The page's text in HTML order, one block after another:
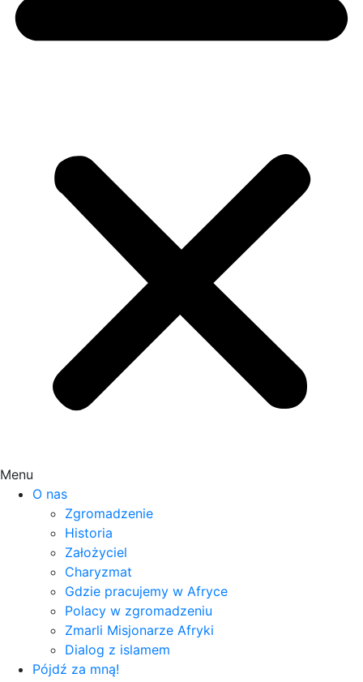
Menu
O nas
Zgromadzenie
Historia
Założyciel
Charyzmat
Gdzie pracujemy w Afryce
Polacy w zgromadzeniu
Zmarli Misjonarze Afryki
Dialog z islamem
Pójdź za mną!